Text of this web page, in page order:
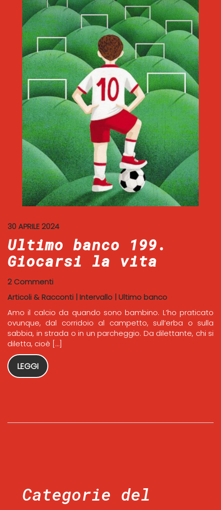
30 APRILE 2024
Ultimo banco 199.
Giocarsi la vita
2 Commenti
Articoli & Racconti | Intervallo | Ultimo banco
Amo il calcio da quando sono bambino. L’ho praticato
ovunque, dal corridoio al campetto, sull’erba o sulla
sabbia, in strada o in un parcheggio. Da dilettante, chi si
diletta, cioè […]
LEGGI
Categorie del